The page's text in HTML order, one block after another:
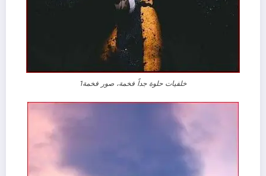
خلفيات حلوة جداً فخمة، صور فخمة1